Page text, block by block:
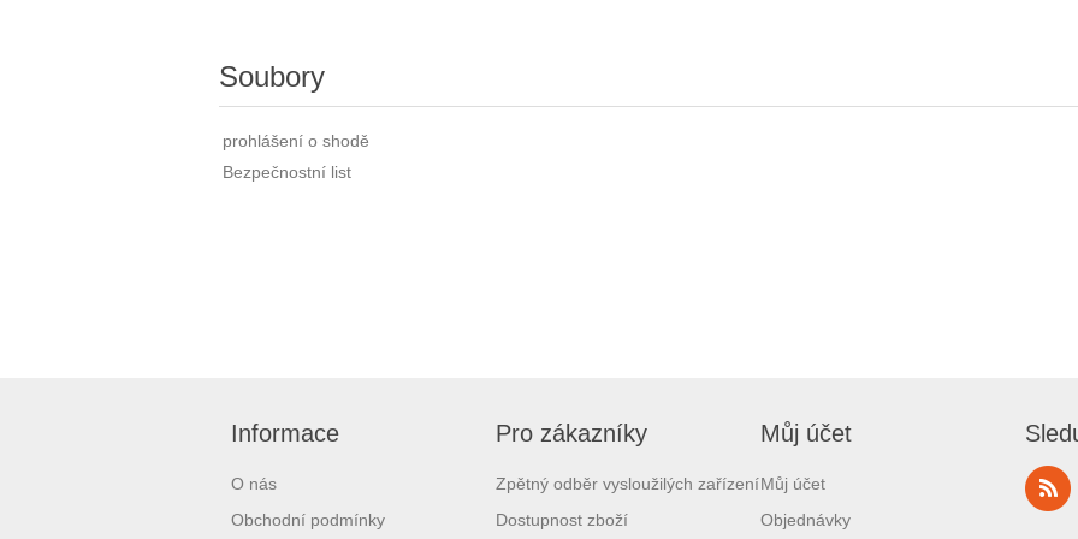
Soubory
prohlášení o shodě
Bezpečnostní list
Informace
O nás
Obchodní podmínky
Pro zákazníky
Zpětný odběr vysloužilých zařízení
Dostupnost zboží
Můj účet
Můj účet
Objednávky